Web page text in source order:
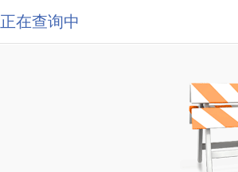
正在查询中